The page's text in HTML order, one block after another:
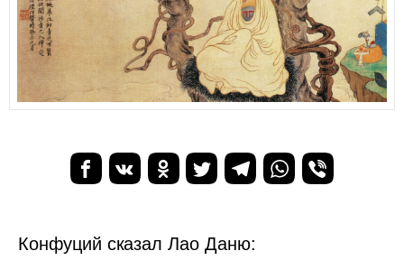
Конфуций сказал Лао Даню: